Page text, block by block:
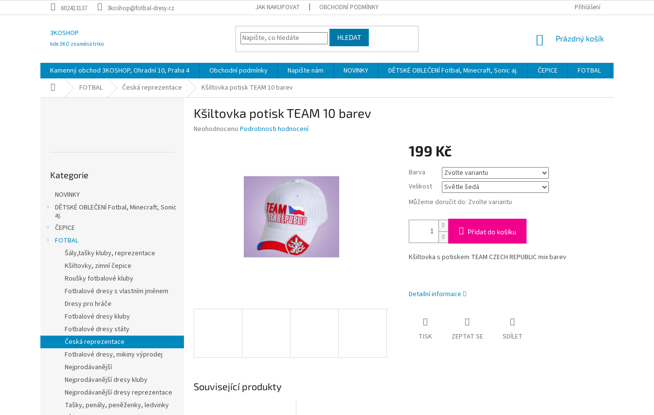
na
602413137 3koshop@fotbal-dresy.cz JAK NAKUPOVAT OBCHODNÍ PODMÍNKY Přihlášení
3KOSHOP
kde 3KO znaméná triko
HLEDAT
NÁKUPNÍ
Prázdný košík
Kamenný obchod 3KOSHOP, Ohradní 10, Praha 4 Obchodní podmínky Napište nám NOVINKY DĚTSKÉ OBLEČENÍ Fotbal, Minecraft, Sonic aj. ČEPICE FOTBAL
Domů FOTBAL Česká reprezentace Kšiltovka potisk TEAM 10 barev
kategorie
Kategorie
NOVINKY
DĚTSKÉ OBLEČENÍ Fotbal, Minecraft, Sonic
aj.
ČEPICE
FOTBAL
Šály,tašky kluby, reprezentace
Kšiltovky, zimní čepice
Roušky fotbalové kluby
Fotbalové dresy s vlastním jménem
Dresy pro hráče
Fotbalové dresy kluby
Fotbalové dresy státy
Česká reprezentace
Fotbalové dresy, mikiny výprodej
Nejprodávanější
Nejprodávanější dresy kluby
Nejprodávanější dresy reprezentace
Tašky, penály, peněženky, ledvinky
Kšiltovka potisk TEAM 10 barev
Průměrné
Neohodnoceno Podrobnosti hodnocení
199 Kč
cena:
Barva
Velikost
Můžeme doručit do: Zvolte variantu
Přidat do košíku
Kšiltovka s potiskem TEAM CZECH REPUBLIC mix barev
Detailní informace
TISK ZEPTAT SE SDÍLET
Související produkty